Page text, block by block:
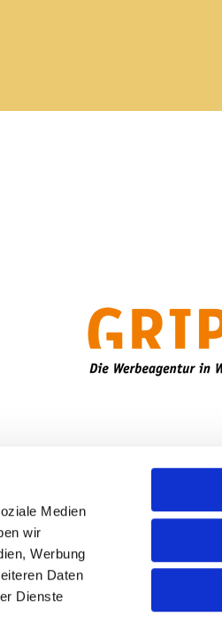
Medien
wir
Werbung
Daten
Dienste
Informationspflicht
Datenschutzhinweise
Impressum